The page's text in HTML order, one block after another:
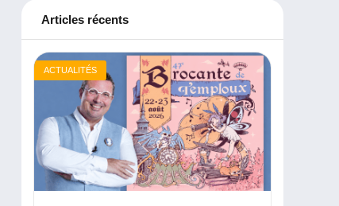
Articles récents
ACTUALITÉS